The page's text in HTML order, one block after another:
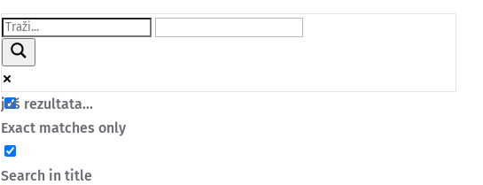
još rezultata...
Exact matches only
Search in title